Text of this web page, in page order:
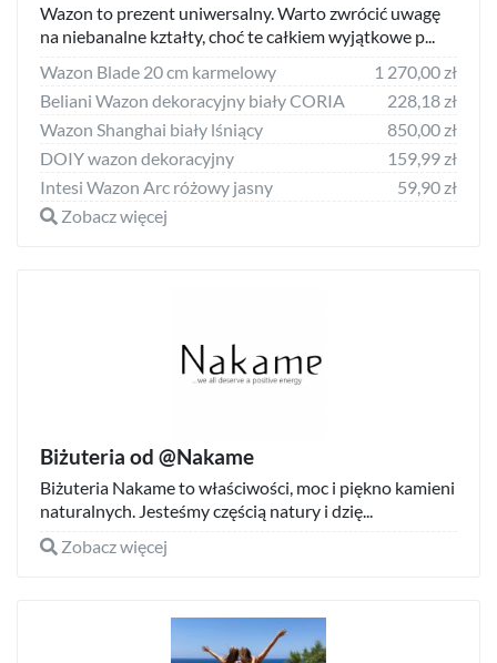
Wazon to prezent uniwersalny. Warto zwrócić uwagę
na niebanalne kztałty, choć te całkiem wyjątkowe p...
Wazon Blade 20 cm karmelowy
1 270,00 zł
Beliani Wazon dekoracyjny biały CORIA
228,18 zł
Wazon Shanghai biały lśniący
850,00 zł
DOIY wazon dekoracyjny
159,99 zł
Intesi Wazon Arc różowy jasny
59,90 zł
Zobacz więcej
Biżuteria od @Nakame
Biżuteria Nakame to właściwości, moc i piękno kamieni
naturalnych. Jesteśmy częścią natury i dzię...
Zobacz więcej